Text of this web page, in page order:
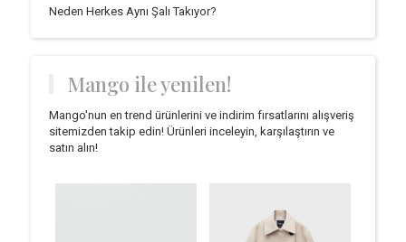
Neden Herkes Aynı Şalı Takıyor?
Mango ile yenilen!
Mango'nun en trend ürünlerini ve indirim fırsatlarını alışveriş
sitemizden takip edin! Ürünleri inceleyin, karşılaştırın ve
satın alın!